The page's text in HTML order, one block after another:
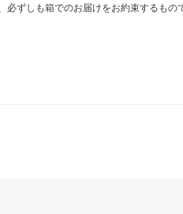
必ずしも箱でのお届けをお約束するも